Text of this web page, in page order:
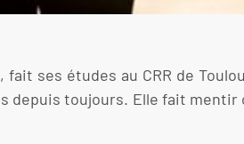
ses études au CRR de
depuis toujours. Elle fait